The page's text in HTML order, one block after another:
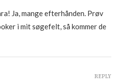
Ja, mange efterhånden. Prøv
i mit søgefelt, så kommer de
REPLY